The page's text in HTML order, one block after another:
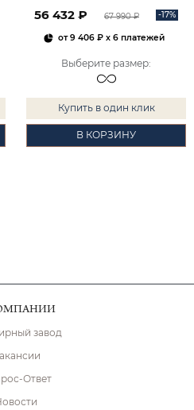
56 432 ₽ 67 990 ₽ -17%
от9 406 ₽x 6 платежей
Выберите размер:
Купить в один клик
В КОРЗИНУ
завод
Ответ